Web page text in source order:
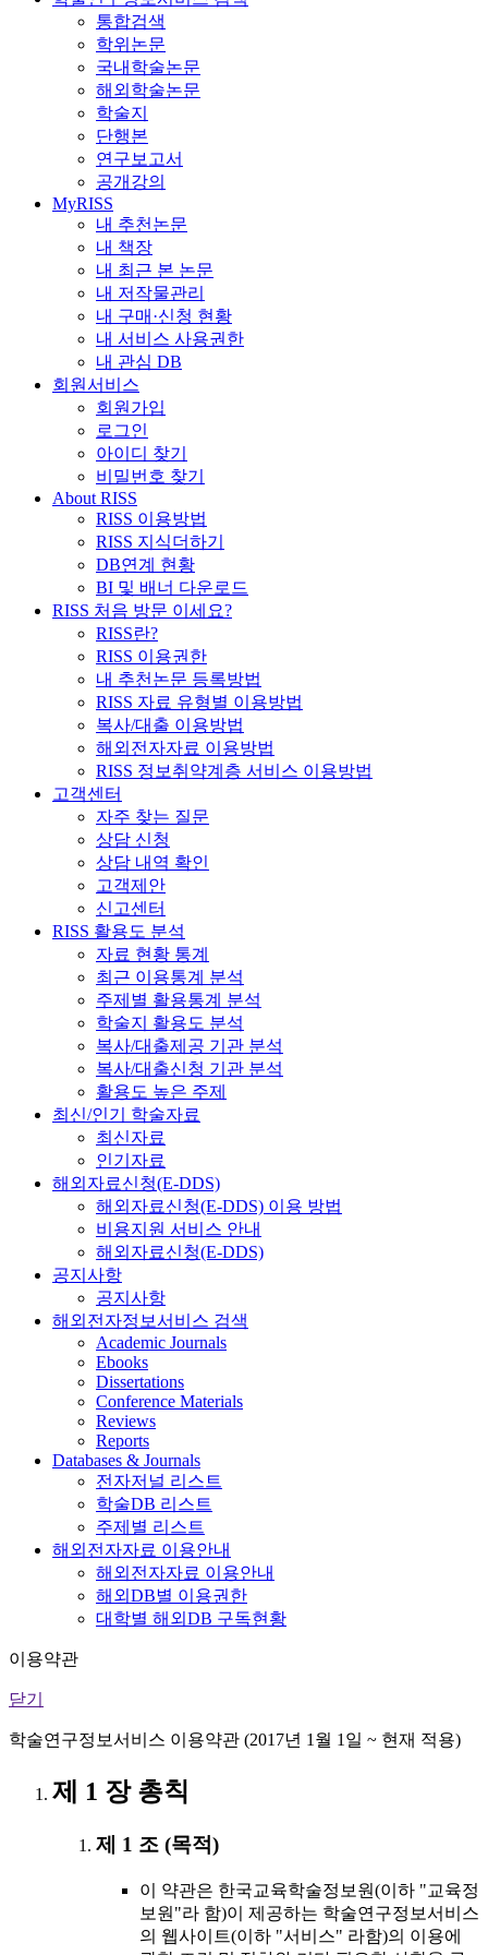
통합검색
학위논문
국내학술논문
해외학술논문
학술지
단행본
연구보고서
공개강의
MyRISS
내 추천논문
내 책장
내 최근 본 논문
내 저작물관리
내 구매·신청 현황
내 서비스 사용권한
내 관심 DB
회원서비스
회원가입
로그인
아이디 찾기
비밀번호 찾기
About RISS
RISS 이용방법
RISS 지식더하기
DB연계 현황
BI 및 배너 다운로드
RISS 처음 방문 이세요?
RISS란?
RISS 이용권한
내 추천논문 등록방법
RISS 자료 유형별 이용방법
복사/대출 이용방법
해외전자자료 이용방법
RISS 정보취약계층 서비스 이용방법
고객센터
자주 찾는 질문
상담 신청
상담 내역 확인
고객제안
신고센터
RISS 활용도 분석
자료 현황 통계
최근 이용통계 분석
주제별 활용통계 분석
학술지 활용도 분석
복사/대출제공 기관 분석
복사/대출신청 기관 분석
활용도 높은 주제
최신/인기 학술자료
최신자료
인기자료
해외자료신청(E-DDS)
해외자료신청(E-DDS) 이용 방법
비용지원 서비스 안내
해외자료신청(E-DDS)
공지사항
공지사항
해외전자정보서비스 검색
Academic Journals
Ebooks
Dissertations
Conference Materials
Reviews
Reports
Databases & Journals
전자저널 리스트
학술DB 리스트
주제별 리스트
해외전자자료 이용안내
해외전자자료 이용안내
해외DB별 이용권한
대학별 해외DB 구독현황
이용약관
닫기
학술연구정보서비스 이용약관 (2017년 1월 1일 ~ 현재 적용)
제 1 장 총칙
제 1 조 (목적)
이 약관은 한국교육학술정보원(이하 "교육정
보원"라 함)이 제공하는 학술연구정보서비스
의 웹사이트(이하 "서비스" 라함)의 이용에